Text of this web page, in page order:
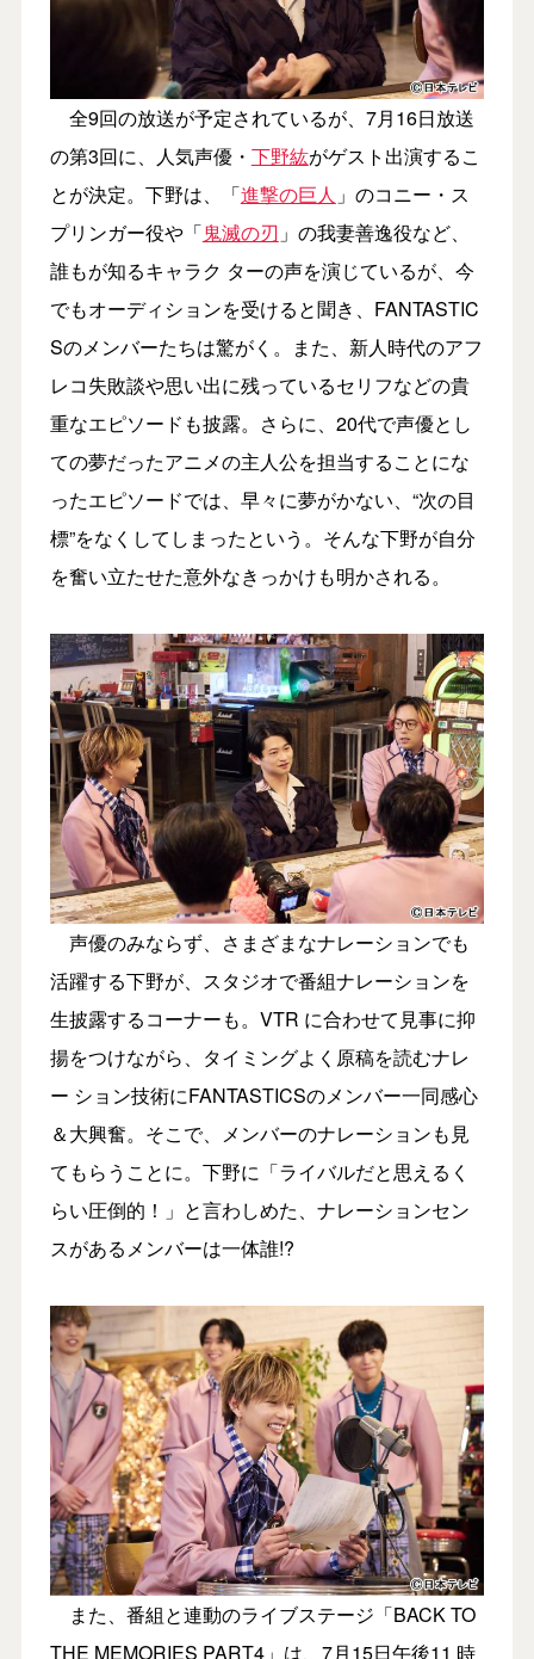
全9回の放送が予定されているが、7月16日放送
の第3回に、人気声優・ 下野紘がゲスト出演するこ
とが決定。下野は、「進撃の巨人 」のコニー・ス
プリンガー役や「鬼滅の刃 」の我妻善逸役など、
誰もが知るキャラク ターの声を演じているが、今
でもオーディションを受けると聞き、FANTASTIC
Sのメンバーたちは驚がく。また、新人時代のアフ
レコ失敗談や思い出に残っているセリフなどの貴
重なエピソードも披露。さらに、20代で声優とし
ての夢だったアニメの主人公を担当することにな
ったエピソードでは、早々に夢がかない、“次の目
標”をなくしてしまったという。そんな下野が自分
を奮い立たせた意外なきっかけも明かされる。
声優のみならず、さまざまなナレーションでも
活躍する下野が、スタジオで番組ナレーションを
生披露するコーナーも。VTR に合わせて見事に抑
揚をつけながら、タイミングよく原稿を読むナレ
ー ション技術にFANTASTICSのメンバー一同感心
＆大興奮。そこで、メンバーのナレーションも見
てもらうことに。下野に「ライバルだと思えるく
らい圧倒的！」と言わしめた、ナレーションセン
スがあるメンバーは一体誰!?
また、番組と連動のライブステージ「BACK TO
THE MEMORIES PART4」は、7月15日午後11 時